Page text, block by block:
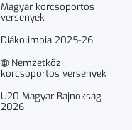
Magyar korcsoportos
versenyek
Diákolimpia 2025-26
Nemzetközi
korcsoportos versenyek
U20 Magyar Bajnokság
2026